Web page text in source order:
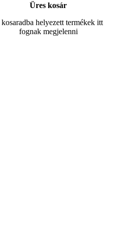
Üres kosár
helyezett termékek itt
fognak megjelenni